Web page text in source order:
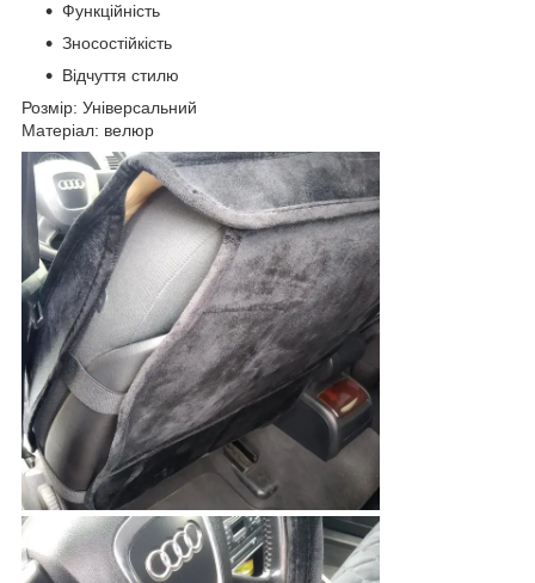
Функційність
Зносостійкість
Відчуття стилю
Розмір: Універсальний
Матеріал: велюр